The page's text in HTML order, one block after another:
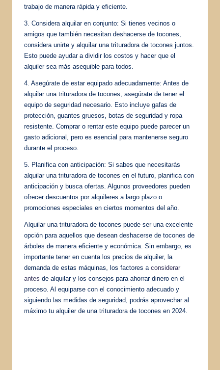
trabajo de manera rápida y eficiente.
3. Considera alquilar en conjunto: Si tienes vecinos o
amigos que también necesitan deshacerse de tocones,
considera unirte y alquilar una trituradora de tocones juntos.
Esto puede ayudar a dividir los costos y hacer que el
alquiler sea más asequible para todos.
4. Asegúrate de estar equipado adecuadamente: Antes de
alquilar una trituradora de tocones, asegúrate de tener el
equipo de seguridad necesario. Esto incluye gafas de
protección, guantes gruesos, botas de seguridad y ropa
resistente. Comprar o rentar este equipo puede parecer un
gasto adicional, pero es esencial para mantenerse seguro
durante el proceso.
5. Planifica con anticipación: Si sabes que necesitarás
alquilar una trituradora de tocones en el futuro, planifica con
anticipación y busca ofertas. Algunos proveedores pueden
ofrecer descuentos por alquileres a largo plazo o
promociones especiales en ciertos momentos del año.
Alquilar una trituradora de tocones puede ser una excelente
opción para aquellos que desean deshacerse de tocones de
árboles de manera eficiente y económica. Sin embargo, es
importante tener en cuenta los precios de alquiler, la
demanda de estas máquinas, los factores a considerar
antes de alquilar y los consejos para ahorrar dinero en el
proceso. Al equiparse con el conocimiento adecuado y
siguiendo las medidas de seguridad, podrás aprovechar al
máximo tu alquiler de una trituradora de tocones en 2024.